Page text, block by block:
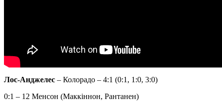
Лос-Анджелес – Колорадо – 4:1 (0:1, 1:0, 3:0)
0:1 – 12 Менсон (Маккіннон, Рантанен)